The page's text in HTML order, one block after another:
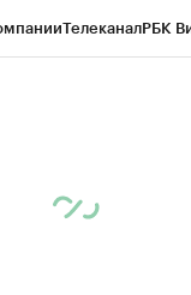
ТелеканалРБК